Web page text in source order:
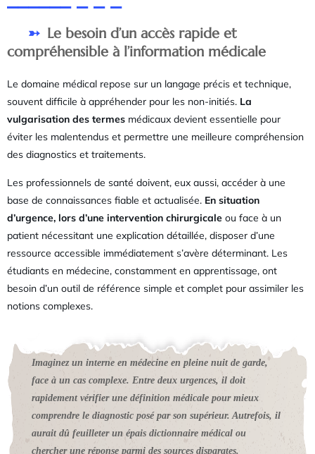
Le besoin d’un accès rapide et
compréhensible à l’information médicale
Le domaine médical repose sur un langage précis et technique,
souvent difficile à appréhender pour les non-initiés. La
vulgarisation des termes médicaux devient essentielle pour
éviter les malentendus et permettre une meilleure compréhension
des diagnostics et traitements.
Les professionnels de santé doivent, eux aussi, accéder à une
base de connaissances fiable et actualisée. En situation
d’urgence, lors d’une intervention chirurgicale ou face à un
patient nécessitant une explication détaillée, disposer d’une
ressource accessible immédiatement s’avère déterminant. Les
étudiants en médecine, constamment en apprentissage, ont
besoin d’un outil de référence simple et complet pour assimiler les
notions complexes.
Imaginez un interne en médecine en pleine nuit de garde,
face à un cas complexe. Entre deux urgences, il doit
rapidement vérifier une définition médicale pour mieux
comprendre le diagnostic posé par son supérieur. Autrefois, il
aurait dû feuilleter un épais dictionnaire médical ou
chercher une réponse parmi des sources disparates.